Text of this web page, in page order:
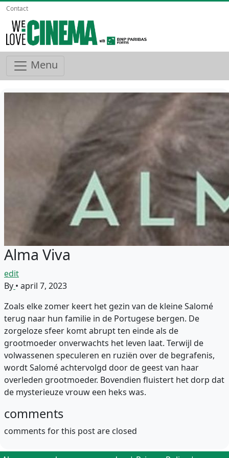
Contact
Menu
Alma Viva
edit
By • april 7, 2023
Zoals elke zomer keert het gezin van de kleine Salomé
terug naar hun familie in de Portugese bergen. De
zorgeloze sfeer komt abrupt ten einde als de
grootmoeder onverwachts het leven laat. Terwijl de
volwassenen speculeren en ruziën over de begrafenis,
wordt Salomé achtervolgd door de geest van haar
overleden grootmoeder. Bovendien fluistert het dorp dat
de mysterieuze vrouw een heks was.
comments
comments for this post are closed